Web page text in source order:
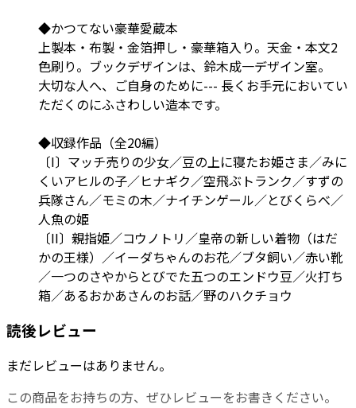
◆かつてない豪華愛蔵本
上製本・布製・金箔押し・豪華箱入り。天金・本文2
色刷り。ブックデザインは、鈴木成一デザイン室。
大切な人へ、ご自身のために--- 長くお手元においてい
ただくのにふさわしい造本です。
◆収録作品（全20編）
〔I〕マッチ売りの少女／豆の上に寝たお姫さま／みに
くいアヒルの子／ヒナギク／空飛ぶトランク／すずの
兵隊さん／モミの木／ナイチンゲール／とびくらべ／
人魚の姫
〔II〕親指姫／コウノトリ／皇帝の新しい着物（はだ
かの王様）／イーダちゃんのお花／ブタ飼い／赤い靴
／一つのさやからとびでた五つのエンドウ豆／火打ち
箱／あるおかあさんのお話／野のハクチョウ
読後レビュー
まだレビューはありません。
この商品をお持ちの方、ぜひレビューをお書きください。